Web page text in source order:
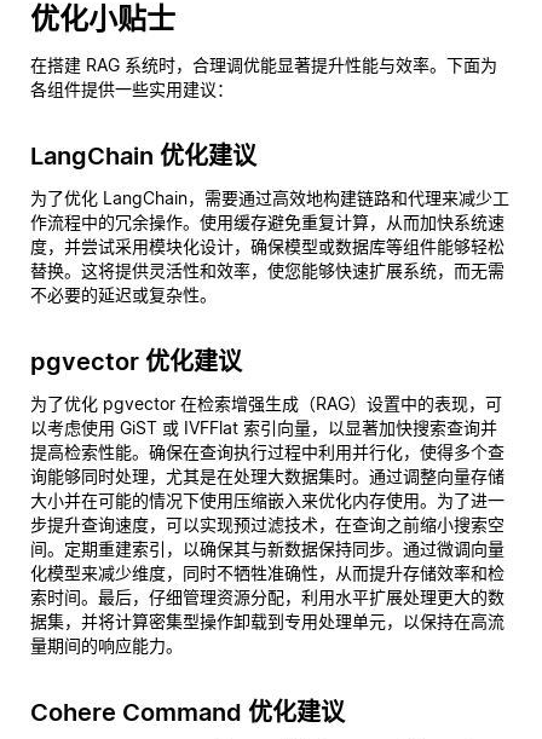
优化小贴士
在搭建 RAG 系统时，合理调优能显著提升性能与效率。下面为
各组件提供一些实用建议：
LangChain 优化建议
为了优化 LangChain，需要通过高效地构建链路和代理来减少工
作流程中的冗余操作。使用缓存避免重复计算，从而加快系统速
度，并尝试采用模块化设计，确保模型或数据库等组件能够轻松
替换。这将提供灵活性和效率，使您能够快速扩展系统，而无需
不必要的延迟或复杂性。
pgvector 优化建议
为了优化 pgvector 在检索增强生成（RAG）设置中的表现，可
以考虑使用 GiST 或 IVFFlat 索引向量，以显著加快搜索查询并
提高检索性能。确保在查询执行过程中利用并行化，使得多个查
询能够同时处理，尤其是在处理大数据集时。通过调整向量存储
大小并在可能的情况下使用压缩嵌入来优化内存使用。为了进一
步提升查询速度，可以实现预过滤技术，在查询之前缩小搜索空
间。定期重建索引，以确保其与新数据保持同步。通过微调向量
化模型来减少维度，同时不牺牲准确性，从而提升存储效率和检
索时间。最后，仔细管理资源分配，利用水平扩展处理更大的数
据集，并将计算密集型操作卸载到专用处理单元，以保持在高流
量期间的响应能力。
Cohere Command 优化建议